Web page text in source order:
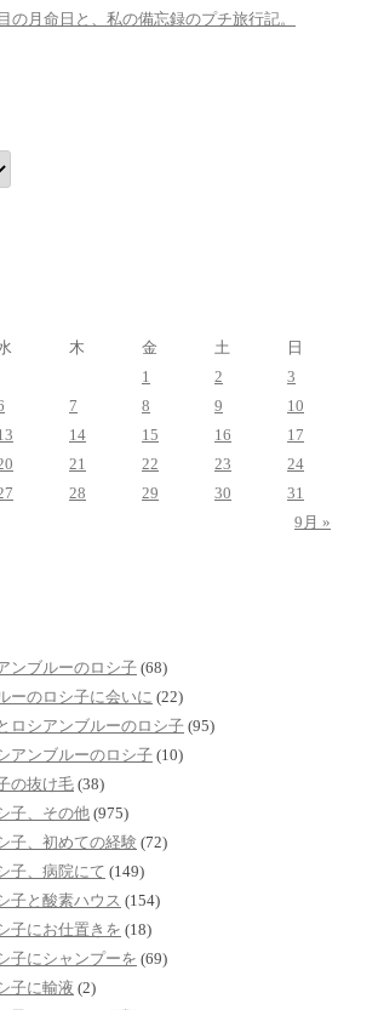
の月命日と、私の備忘録のプチ旅行記。
木 金 土
日
1
2
3
7 8 9
10
14 15 16
17
21 22 23
24
28 29 30
31
9月 »
ンブルーのロシ子 (68)
ーのロシ子に会いに (22)
ロシアンブルーのロシ子 (95)
アンブルーのロシ子 (10)
の抜け毛 (38)
子、その他 (975)
子、初めての経験 (72)
子、病院にて (149)
子と酸素ハウス (154)
子にお仕置きを (18)
子にシャンプーを (69)
子に輸液 (2)